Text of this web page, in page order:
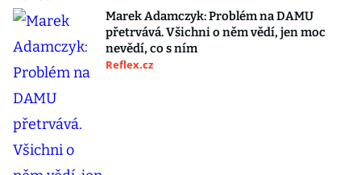
Marek Adamczyk: Problém na DAMU
přetrvává. Všichni o něm vědí, jen moc
nevědí, co s ním
Reflex.cz